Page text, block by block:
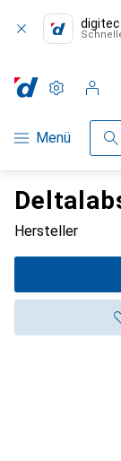
digitec
Navigation nach
Menü Suche
Kundenkonto
Merklisten
Warenkorb
Hersteller